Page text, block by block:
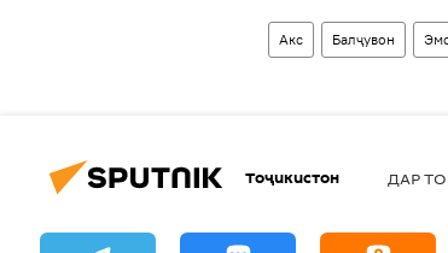
Акс Балҷувон
Тоҷикистон ДАР